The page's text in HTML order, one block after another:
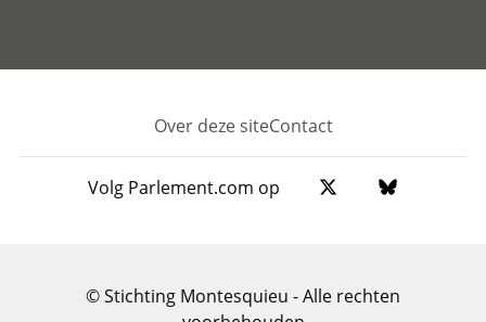
Footer
Over deze siteContact
Volg Parlement.com op
© Stichting Montesquieu - Alle rechten